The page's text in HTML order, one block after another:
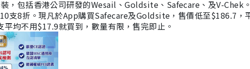
，包括香港公司研發的Wesail、Goldsite、Safecare、及V-Chek
支8折。現凡於App購買Safecare及Goldsite，售價低至$186.7，
均不用$17.9就買到，數量有限，售完即止。